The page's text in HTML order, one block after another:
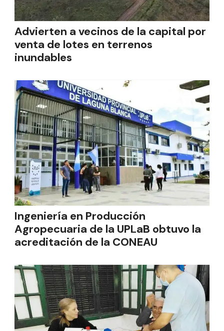
Advierten a vecinos de la capital por
venta de lotes en terrenos
inundables
Ingeniería en Producción
Agropecuaria de la UPLaB obtuvo la
acreditación de la CONEAU